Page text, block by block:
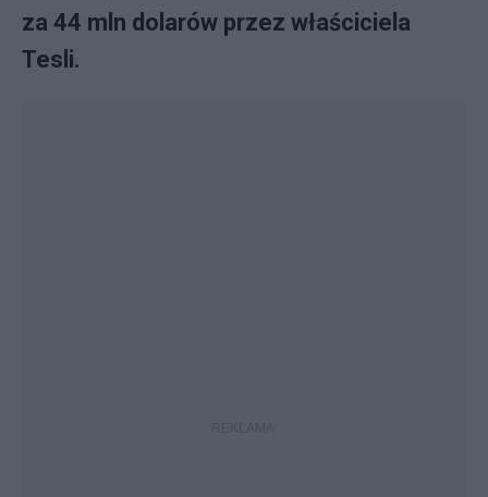
za 44 mln dolarów przez właściciela
Tesli.